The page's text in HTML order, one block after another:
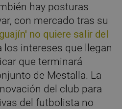
hay posturas
con mercado tras su
no quiere salir del
los intereses que llegan
que terminará
de Mestalla. La
del club para
del futbolista no